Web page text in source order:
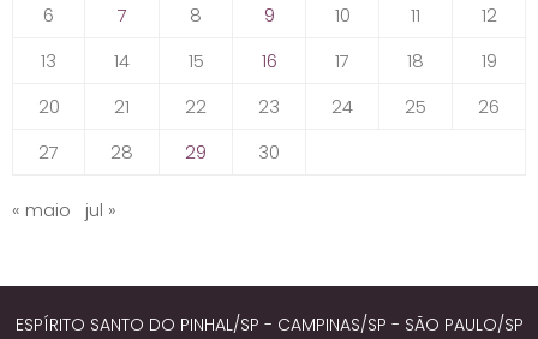
6
7 8 9 10 11
12
13
14 15 16 17 18
19
20
21 22 23 24 25
26
27
28 29 30
« maio jul »
ESPÍRITO SANTO DO PINHAL/SP - CAMPINAS/SP - SÃO PAULO/SP